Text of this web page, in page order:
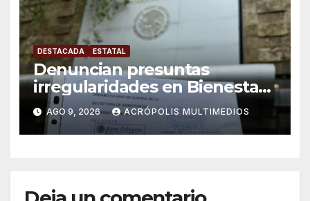
DESTACADA ESTATAL
Denuncian presuntas
irregularidades en Bienestar
de Coatepec
AGO 9, 2026 ACRÓPOLIS MULTIMEDIOS